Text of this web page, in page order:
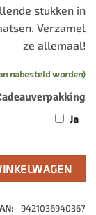
stukken in
Verzamel
ze allemaal!
nabesteld worden)
Ja
9421036940367